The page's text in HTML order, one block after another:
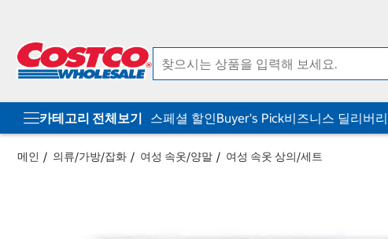
카테고리 전체보기 스페셜 할인Buyer's Pick비즈니스 딜리버리
메인 의류/가방/잡화 여성 속옷/양말 여성 속옷 상의/세트